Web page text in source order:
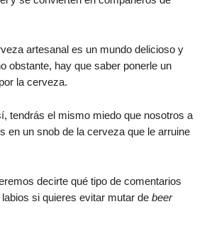
artesanal es un mundo delicioso y
obstante, hay que saber ponerle un
la cerveza.
tendrás el mismo miedo que nosotros a
en un snob de la cerveza que le arruine
decirte qué tipo de comentarios
si quieres evitar mutar de beer